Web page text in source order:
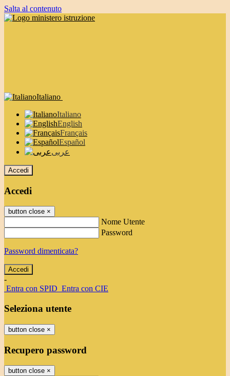
Salta al contenuto
Italiano
Italiano
English
Français
Español
عربى
Accedi
Accedi
button close ×
Nome Utente
Password
Password dimenticata?
-
Entra con SPID Entra con CIE
Seleziona utente
button close ×
Recupero password
button close ×